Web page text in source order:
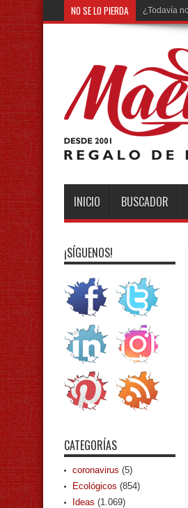
NO SE LO PIERDA Ya está
INICIO BUSCADOR
¡SÍGUENOS!
CATEGORÍAS
coronavirus (5)
Ecológicos (854)
Ideas (1.069)